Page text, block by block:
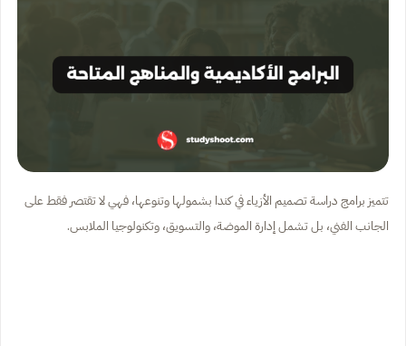
تتميز برامج دراسة تصميم الأزياء في كندا بشمولها وتنوعها، فهي لا تقتصر فقط على
الجانب الفني، بل تشمل إدارة الموضة، والتسويق، وتكنولوجيا الملابس.